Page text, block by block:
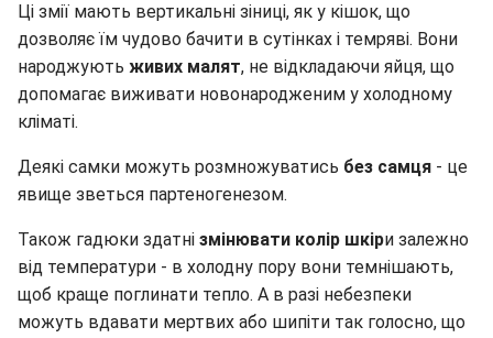
Ці змії мають вертикальні зіниці, як у кішок, що
дозволяє їм чудово бачити в сутінках і темряві. Вони
народжують живих малят, не відкладаючи яйця, що
допомагає виживати новонародженим у холодному
кліматі.
Деякі самки можуть розмножуватись без самця - це
явище зветься партеногенезом.
Також гадюки здатні змінювати колір шкіри залежно
від температури - в холодну пору вони темнішають,
щоб краще поглинати тепло. А в разі небезпеки
можуть вдавати мертвих або шипіти так голосно, що